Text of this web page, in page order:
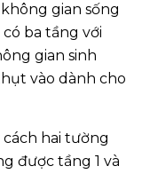
gian sống
ba tầng với
gian sinh
vào dành cho
cách hai tường
được tầng 1 và